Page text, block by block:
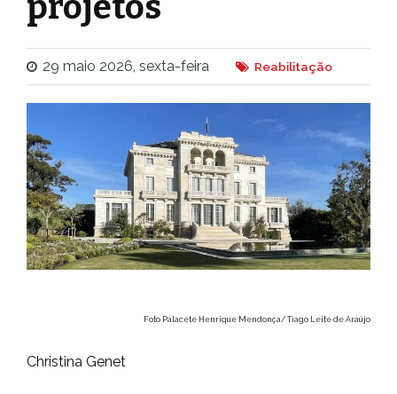
29 maio 2026, sexta-feira Reabilitação
Foto Palacete Henrique Mendonça/ Tiago Leite de Araújo
Christina Genet